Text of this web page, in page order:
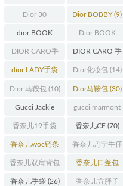
包(13) (10)
Dior 30
Montaigne 蒙田
(31)
Dior BOBBY(9)
dior BOOK
TOTE(12)
Dior BOOK
TOTE手袋(163)
DIOR CARO手
袋(11)
DIOR CARO 手
袋(31)
dior LADY手袋
(70)
Dior化妆包(14)
Dior 马鞍包(10) Dior马鞍包(30)
Gucci Jackie
(11)
gucci marmont
系列(19)
香奈儿19手袋
(27)
香奈儿CF(70)
香奈儿woc链条
包 (11)
香奈儿丹宁牛仔
(12)
香奈儿双肩背包
(13)
香奈儿口盖包
(55)
香奈儿手袋(26) 香奈儿方胖子